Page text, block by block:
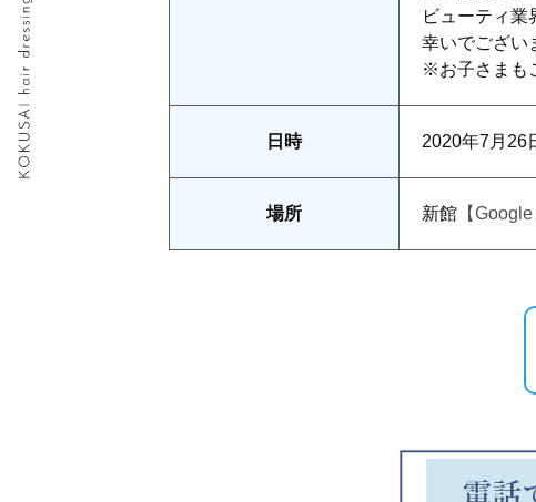
ビューティ
幸いでござい
※お子さまも
日時 2020年7月26
場所 新館 【